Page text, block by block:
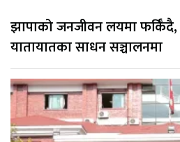
झापाको जनजीवन लयमा फर्किँदै,
यातायातका साधन सञ्चालनमा